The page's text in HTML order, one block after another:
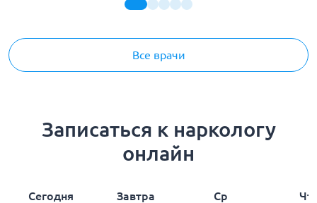
Все врачи
Записаться к наркологу
онлайн
Сегодня
Завтра
Ср
Чт